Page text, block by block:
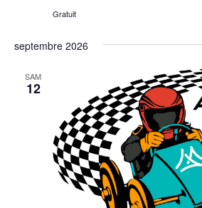
Gratuit
septembre 2026
SAM
12